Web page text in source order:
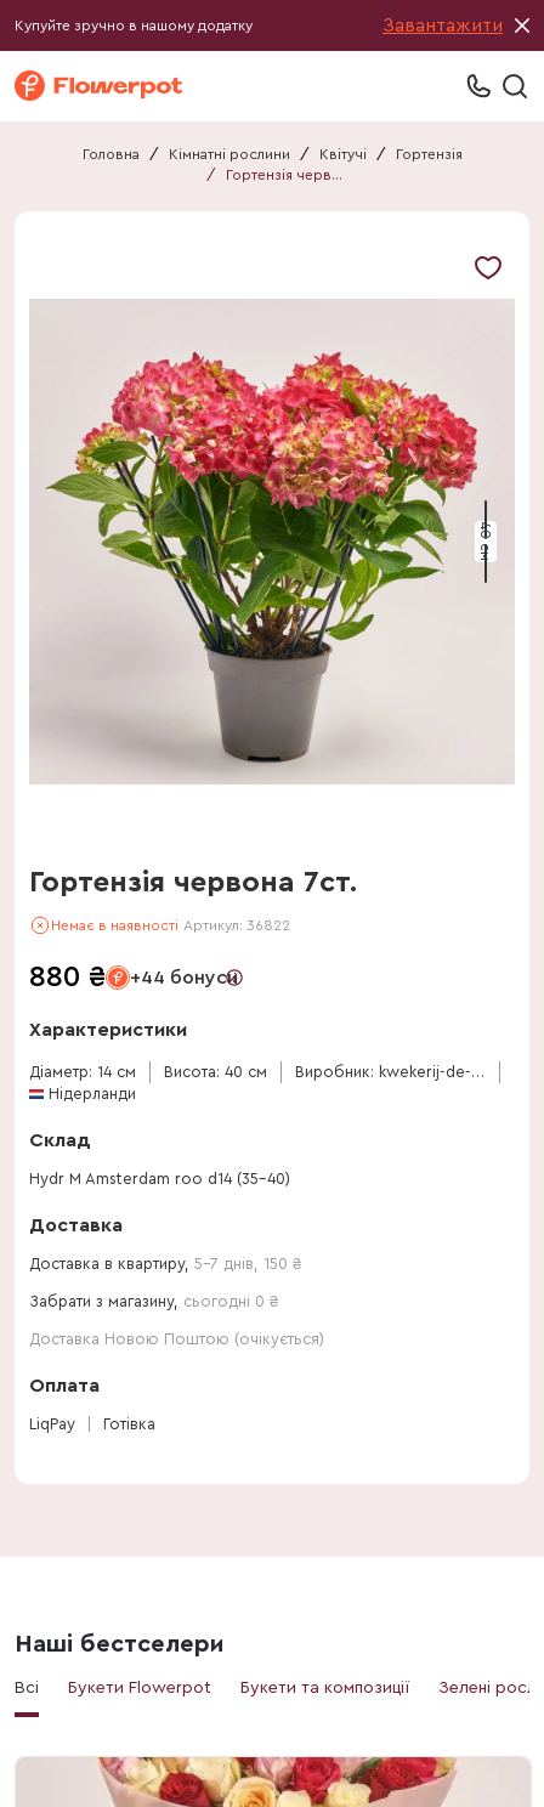
Купуйте зручно в нашому додатку Завантажити
Головна / Кімнатні рослини / Квітучі /
Гортензія
/
Гортензія червона 7ст.
40 см
Гортензія червона 7ст.
Немає в наявності Артикул: 36822
880 ₴ +44 бонуси
Характеристики
Діаметр: 14 см Висота: 40 см
Виробник: kwekerij-de-stadsweiden
Нідерланди
Склад
Hydr M Amsterdam roo d14 (35-40)
Доставка
Доставка в квартиру, 5-7 днів 150 ₴
Забрати з магазину, сьогодні 0 ₴
Доставка Новою Поштою (очікується)
Оплата
LiqPay Готівка
Наші бестселери
Всі Букети Flowerpot Букети та композиції Зелені